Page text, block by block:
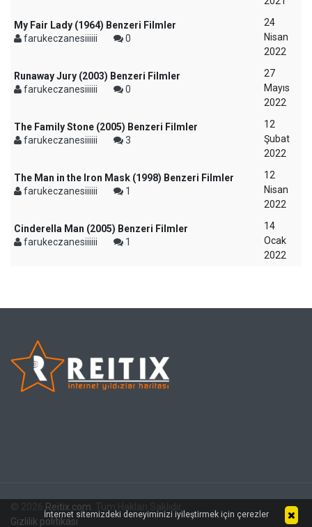
My Fair Lady (1964) Benzeri Filmler
farukeczanesiiiiii
0
24
Nisan
2022
Runaway Jury (2003) Benzeri Filmler
farukeczanesiiiiii
0
27
Mayıs
2022
The Family Stone (2005) Benzeri Filmler
farukeczanesiiiiii
3
12
Şubat
2022
The Man in the Iron Mask (1998) Benzeri Filmler
farukeczanesiiiiii
1
12
Nisan
2022
Cinderella Man (2005) Benzeri Filmler
farukeczanesiiiiii
1
14
Ocak
2022
Reitix.com
Gizlilik politikası
İnternet sitemizdeki deneyiminizi iyileştirmek için çerezler